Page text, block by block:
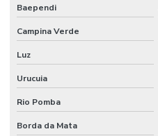
Baependi
Campina Verde
Luz
Urucuia
Rio Pomba
Borda da Mata